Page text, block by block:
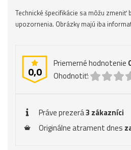
Technické špecifikácie sa môžu zmeniť
upozornenia. Obrázky majú iba
0,0
Priemerné hodnotenie
Ohodnotiť:
Práve prezerá3 zákazníci
Originálne atrament dnes